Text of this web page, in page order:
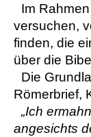
Im
versuchen,
finden, die
über die
Die
Römerbrief,
„Ich
angesichts